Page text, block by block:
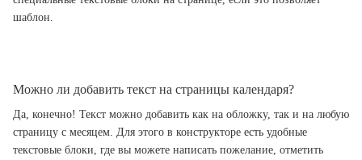
шаблон.
Можно ли добавить текст на страницы календаря?
Да, конечно! Текст можно добавить как на обложку, так и на любую
страницу с месяцем. Для этого в конструкторе есть удобные
текстовые блоки, где вы можете написать пожелание, отметить